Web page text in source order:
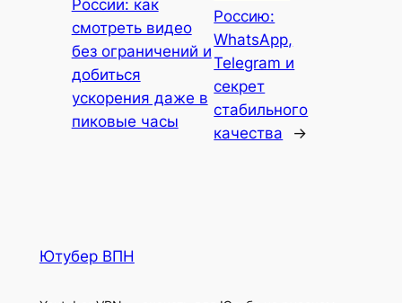
России: как
смотреть видео
без ограничений и
добиться
ускорения даже в
пиковые часы
Россию:
WhatsApp,
Telegram и
секрет
стабильного
качества
→
Ютубер ВПН